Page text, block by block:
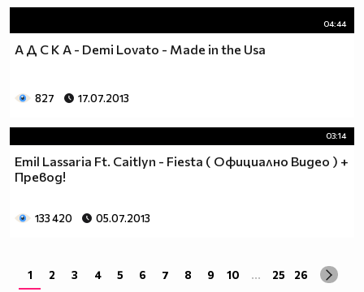
04:44
А Д С К А - Demi Lovato - Made in the Usa
827 17.07.2013
03:14
Emil Lassaria Ft. Caitlyn - Fiesta ( Официално Видео ) +
Превод!
133 420 05.07.2013
1 2 3 4 5 6 7 8 9 10 ... 25 26